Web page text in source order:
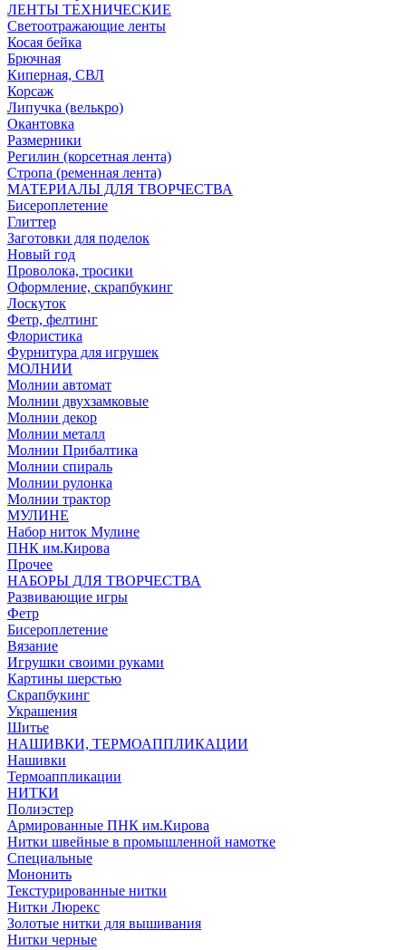
ЛЕНТЫ ТЕХНИЧЕСКИЕ
Светоотражающие ленты
Косая бейка
Брючная
Киперная, СВЛ
Корсаж
Липучка (велькро)
Окантовка
Размерники
Регилин (корсетная лента)
Стропа (ременная лента)
МАТЕРИАЛЫ ДЛЯ ТВОРЧЕСТВА
Бисероплетение
Глиттер
Заготовки для поделок
Новый год
Проволока, тросики
Оформление, скрапбукинг
Лоскуток
Фетр, фелтинг
Флористика
Фурнитура для игрушек
МОЛНИИ
Молнии автомат
Молнии двухзамковые
Молнии декор
Молнии металл
Молнии Прибалтика
Молнии спираль
Молнии рулонка
Молнии трактор
МУЛИНЕ
Набор ниток Мулине
ПНК им.Кирова
Прочее
НАБОРЫ ДЛЯ ТВОРЧЕСТВА
Развивающие игры
Фетр
Бисероплетение
Вязание
Игрушки своими руками
Картины шерстью
Скрапбукинг
Украшения
Шитье
НАШИВКИ, ТЕРМОАППЛИКАЦИИ
Нашивки
Термоаппликации
НИТКИ
Полиэстер
Армированные ПНК им.Кирова
Нитки швейные в промышленной намотке
Специальные
Мононить
Текстурированные нитки
Нитки Люрекс
Золотые нитки для вышивания
Нитки черные